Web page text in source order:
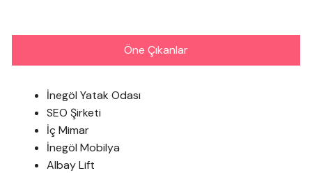
Öne Çıkanlar
İnegöl Yatak Odası
SEO Şirketi
İç Mimar
İnegöl Mobilya
Albay Lift